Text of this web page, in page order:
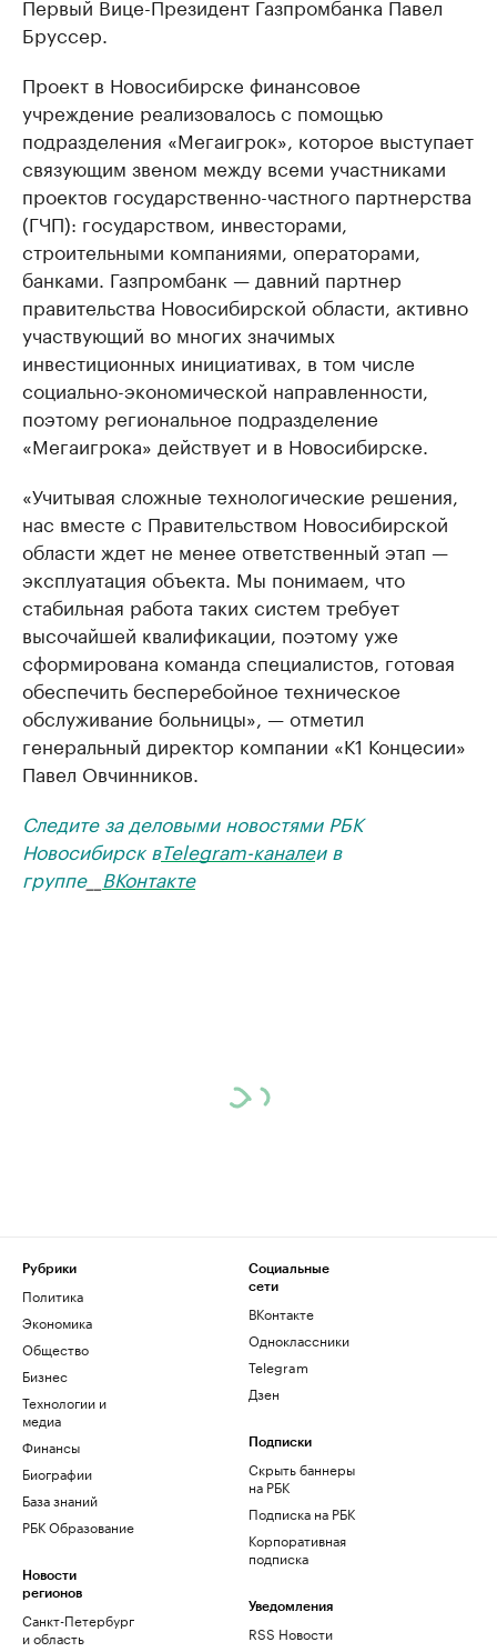
Первый Вице-Президент Газпромбанка Павел
Бруссер.
Проект в Новосибирске финансовое
учреждение реализовалось с помощью
подразделения «Мегаигрок», которое выступает
связующим звеном между всеми участниками
проектов государственно-частного партнерства
(ГЧП): государством, инвесторами,
строительными компаниями, операторами,
банками. Газпромбанк — давний партнер
правительства Новосибирской области, активно
участвующий во многих значимых
инвестиционных инициативах, в том числе
социально-экономической направленности,
поэтому региональное подразделение
«Мегаигрока» действует и в Новосибирске.
«Учитывая сложные технологические решения,
нас вместе с Правительством Новосибирской
области ждет не менее ответственный этап —
эксплуатация объекта. Мы понимаем, что
стабильная работа таких систем требует
высочайшей квалификации, поэтому уже
сформирована команда специалистов, готовая
обеспечить бесперебойное техническое
обслуживание больницы», — отметил
генеральный директор компании «К1 Концесии»
Павел Овчинников.
Следите за деловыми новостями РБК
Новосибирск вTelegram-каналеи в
группе__ ВКонтакте
Рубрики
Политика
Экономика
Общество
Бизнес
Технологии и
медиа
Финансы
Биографии
База знаний
РБК Образование
Новости
регионов
Санкт-Петербург
и область
Социальные
сети
ВКонтакте
Одноклассники
Telegram
Дзен
Подписки
Скрыть баннеры
на РБК
Подписка на РБК
Корпоративная
подписка
Уведомления
RSS Новости